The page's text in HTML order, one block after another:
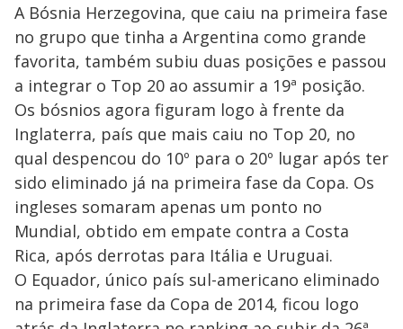
A Bósnia Herzegovina, que caiu na primeira fase
no grupo que tinha a Argentina como grande
favorita, também subiu duas posições e passou
a integrar o Top 20 ao assumir a 19ª posição.
Os bósnios agora figuram logo à frente da
Inglaterra, país que mais caiu no Top 20, no
qual despencou do 10º para o 20º lugar após ter
sido eliminado já na primeira fase da Copa. Os
ingleses somaram apenas um ponto no
Mundial, obtido em empate contra a Costa
Rica, após derrotas para Itália e Uruguai.
O Equador, único país sul-americano eliminado
na primeira fase da Copa de 2014, ficou logo